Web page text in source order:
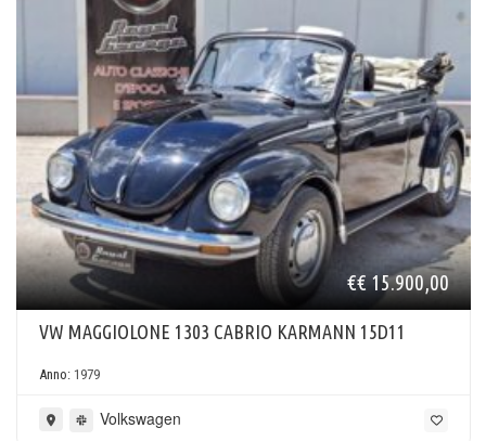
€€ 15.900,00
VW MAGGIOLONE 1303 CABRIO KARMANN 15D11
Anno: 1979
Volkswagen